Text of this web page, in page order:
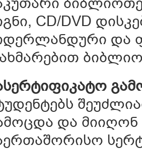
CD/DVD
და
და